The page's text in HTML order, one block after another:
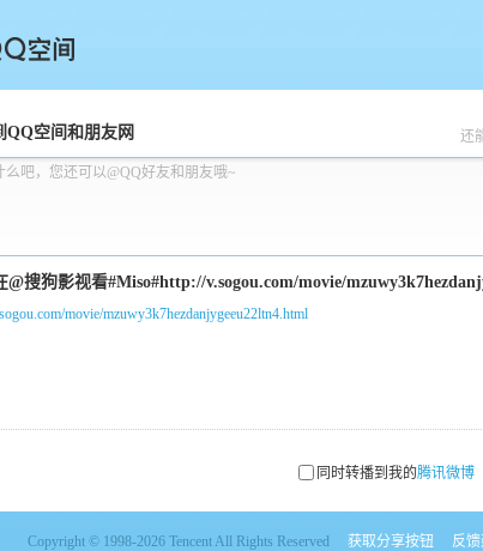
间
QQ空间和朋友网
么吧，您还可以@QQ好友和朋友哦~
还
movie/mzuwy3k7hezdanjygeeu22ltn4.html
同时转播到我的腾讯微博
Copyright © 1998-2026 Tencent All Rights Reserved 获取分享按钮 反